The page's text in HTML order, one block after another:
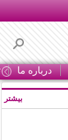
درباره ما
بیشتر